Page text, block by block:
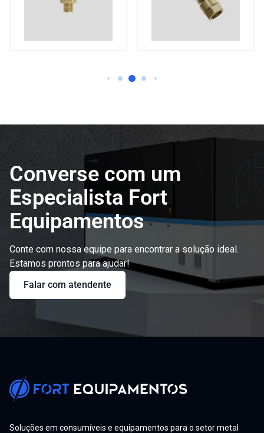
Converse com um
Especialista Fort
Equipamentos
Conte com nossa equipe para encontrar a solução ideal.
Estamos prontos para ajudar!
Falar com atendente
Soluções em consumíveis e equipamentos para o setor metal